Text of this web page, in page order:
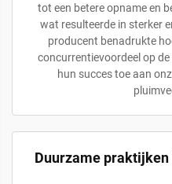
tot een betere opname en
wat resulteerde in sterker
producent benadrukte
concurrentievoordeel op
hun succes toe aan
Duurzame